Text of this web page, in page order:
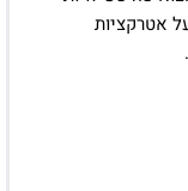
אטרקציות